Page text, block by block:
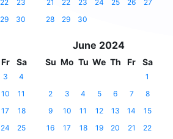
22
23
29 30
21 22 23 24 25 26
27
28
29 30
Fr Sa
3
4
10
11
17
18
24
25
June 2024
Su Mo Tu We Th Fr Sa
1
2
3 4 5 6 7
8
9
10 11 12 13 14
15
16
17 18 19 20 21
22